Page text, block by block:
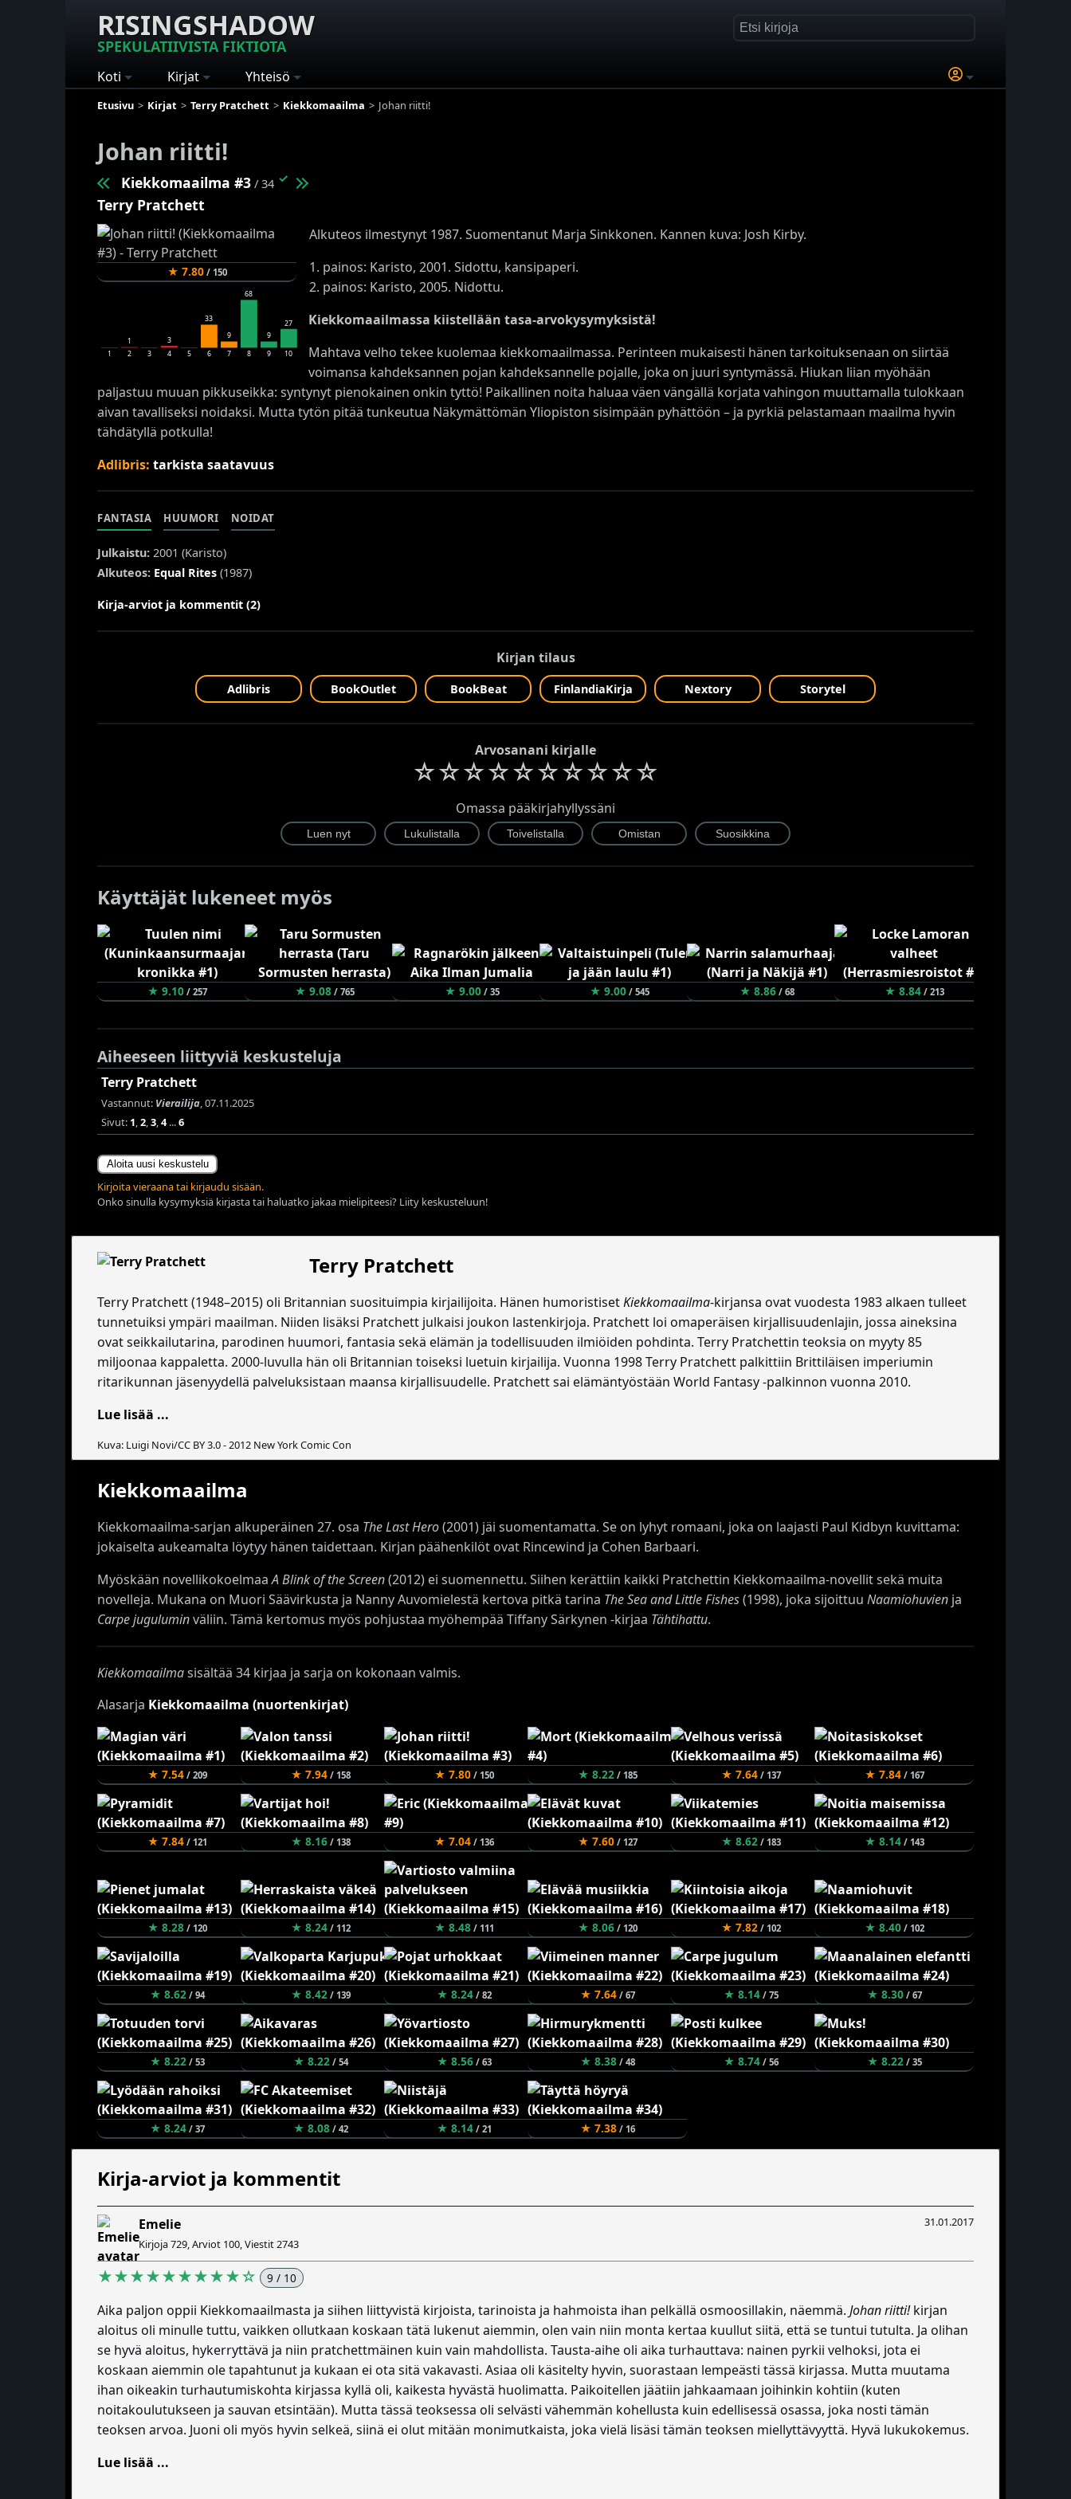
RISINGSHADOW
SPEKULATIIVISTA FIKTIOTA
Koti Kirjat Yhteisö
Etusivu Kirjat Terry Pratchett Kiekkomaailma Johan riitti!
Johan riitti!
Kiekkomaailma #3 / 34 ✓
Terry Pratchett
★ 7.80/ 150
1
1
2
3
3
4
5
33
6
9
7
68
8
9
9
27
10
Alkuteos ilmestynyt 1987. Suomentanut Marja Sinkkonen. Kannen kuva: Josh Kirby.
1. painos: Karisto, 2001. Sidottu, kansipaperi.
2. painos: Karisto, 2005. Nidottu.
Kiekkomaailmassa kiistellään tasa-arvokysymyksistä!
Mahtava velho tekee kuolemaa kiekkomaailmassa. Perinteen mukaisesti hänen tarkoituksenaan on siirtää
voimansa kahdeksannen pojan kahdeksannelle pojalle, joka on juuri syntymässä. Hiukan liian myöhään
paljastuu muuan pikkuseikka: syntynyt pienokainen onkin tyttö! Paikallinen noita haluaa väen vängällä korjata vahingon muuttamalla tulokkaan
aivan tavalliseksi noidaksi. Mutta tytön pitää tunkeutua Näkymättömän Yliopiston sisimpään pyhättöön – ja pyrkiä pelastamaan maailma hyvin
tähdätyllä potkulla!
Adlibris: tarkista saatavuus
FANTASIA HUUMORI NOIDAT
Julkaistu: 2001 (Karisto)
Alkuteos: Equal Rites (1987)
Kirja-arviot ja kommentit (2)
Kirjan tilaus
Adlibris BookOutlet BookBeat FinlandiaKirja Nextory Storytel
Arvosanani kirjalle
☆☆☆☆☆☆☆☆☆☆
Omassa pääkirjahyllyssäni
Käyttäjät lukeneet myös
★ 9.10/ 257 ★ 9.08/ 765 ★ 9.00/ 35 ★ 9.00/ 545 ★ 8.86/ 68 ★ 8.84/ 213
Aiheeseen liittyviä keskusteluja
Terry Pratchett
Vastannut: Vierailija, 07.11.2025
Sivut: 1,2,3,4...6
Aloita uusi keskustelu
Kirjoita vieraana tai kirjaudu sisään.
Onko sinulla kysymyksiä kirjasta tai haluatko jakaa mielipiteesi? Liity keskusteluun!
Terry Pratchett
Terry Pratchett (1948–2015) oli Britannian suosituimpia kirjailijoita. Hänen humoristisetKiekkomaailma-kirjansa ovat vuodesta 1983 alkaen tulleet
tunnetuiksi ympäri maailman. Niiden lisäksi Pratchett julkaisi joukon lastenkirjoja. Pratchett loi omaperäisen kirjallisuudenlajin, jossa aineksina
ovat seikkailutarina, parodinen huumori, fantasia sekä elämän ja todellisuuden ilmiöiden pohdinta. Terry Pratchettin teoksia on myyty 85
miljoonaa kappaletta. 2000-luvulla hän oli Britannian toiseksi luetuin kirjailija. Vuonna 1998 Terry Pratchett palkittiin Brittiläisen imperiumin
ritarikunnan jäsenyydellä palveluksistaan maansa kirjallisuudelle. Pratchett sai elämäntyöstään World Fantasy -palkinnon vuonna 2010.
Lue lisää ...
Kuva: Luigi Novi/CC BY 3.0 - 2012 New York Comic Con
Kiekkomaailma
Kiekkomaailma-sarjan alkuperäinen 27. osa The Last Hero(2001) jäi suomentamatta. Se on lyhyt romaani, joka on laajasti Paul Kidbyn kuvittama:
jokaiselta aukeamalta löytyy hänen taidettaan. Kirjan päähenkilöt ovat Rincewind ja Cohen Barbaari.
Myöskään novellikokoelmaaA Blink of the Screen(2012) ei suomennettu. Siihen kerättiin kaikki Pratchettin Kiekkomaailma-novellit sekä muita
novelleja. Mukana on Muori Säävirkusta ja Nanny Auvomielestä kertova pitkä tarina The Sea and Little Fishes(1998), joka sijoittuu Naamiohuvien ja
Carpe juguluminväliin. Tämä kertomus myös pohjustaa myöhempää Tiffany Särkynen -kirjaa Tähtihattu.
Kiekkomaailmasisältää 34 kirjaa ja sarja on kokonaan valmis.
Alasarja Kiekkomaailma (nuortenkirjat)
★ 7.54/ 209 ★ 7.94/ 158 ★ 7.80/ 150 ★ 8.22/ 185 ★ 7.64/ 137 ★ 7.84/ 167
★ 7.84/ 121 ★ 8.16/ 138 ★ 7.04/ 136 ★ 7.60/ 127 ★ 8.62/ 183 ★ 8.14/ 143
★ 8.28/ 120 ★ 8.24/ 112 ★ 8.48/ 111 ★ 8.06/ 120 ★ 7.82/ 102 ★ 8.40/ 102
★ 8.62/ 94 ★ 8.42/ 139 ★ 8.24/ 82 ★ 7.64/ 67 ★ 8.14/ 75 ★ 8.30/ 67
★ 8.22/ 53 ★ 8.22/ 54 ★ 8.56/ 63 ★ 8.38/ 48 ★ 8.74/ 56 ★ 8.22/ 35
★ 8.24/ 37 ★ 8.08/ 42 ★ 8.14/ 21 ★ 7.38/ 16
Kirja-arviot ja kommentit
31.01.2017
Emelie
Kirjoja 729, Arviot 100, Viestit 2743
★★★★★★★★★☆ 9 / 10
Aika paljon oppii Kiekkomaailmasta ja siihen liittyvistä kirjoista, tarinoista ja hahmoista ihan pelkällä osmoosillakin, näemmä. Johan riitti!kirjan
aloitus oli minulle tuttu, vaikken ollutkaan koskaan tätä lukenut aiemmin, olen vain niin monta kertaa kuullut siitä, että se tuntui tutulta. Ja olihan
se hyvä aloitus, hykerryttävä ja niin pratchettmäinen kuin vain mahdollista. Tausta-aihe oli aika turhauttava: nainen pyrkii velhoksi, jota ei
koskaan aiemmin ole tapahtunut ja kukaan ei ota sitä vakavasti. Asiaa oli käsitelty hyvin, suorastaan lempeästi tässä kirjassa. Mutta muutama
ihan oikeakin turhautumiskohta kirjassa kyllä oli, kaikesta hyvästä huolimatta. Paikoitellen jäätiin jahkaamaan joihinkin kohtiin (kuten
noitakoulutukseen ja sauvan etsintään). Mutta tässä teoksessa oli selvästi vähemmän kohellusta kuin edellisessä osassa, joka nosti tämän
teoksen arvoa. Juoni oli myös hyvin selkeä, siinä ei olut mitään monimutkaista, joka vielä lisäsi tämän teoksen miellyttävyyttä. Hyvä lukukokemus.
Lue lisää ...